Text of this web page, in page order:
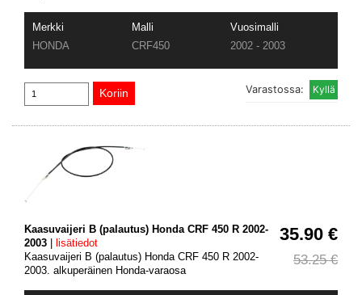
Merkki Malli
Vuosimalli
HONDA
CRF450 2002 - 2003
Varastossa:
35.90 €
53.25 €
Kaasuvaijeri B (palautus) Honda CRF 450 R 2002-
2003
lisätiedot
Kaasuvaijeri B (palautus) Honda CRF 450 R 2002-
2003. alkuperäinen Honda-varaosa